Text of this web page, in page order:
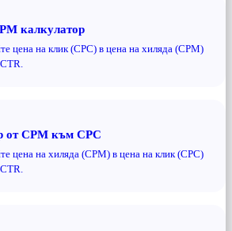
калкулатор
цена на клик (CPC) в цена на хиляда (CPM)
от CPM към CPC
цена на хиляда (CPM) в цена на клик (CPC)